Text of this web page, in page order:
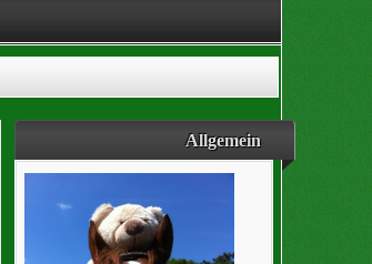
Allgemein